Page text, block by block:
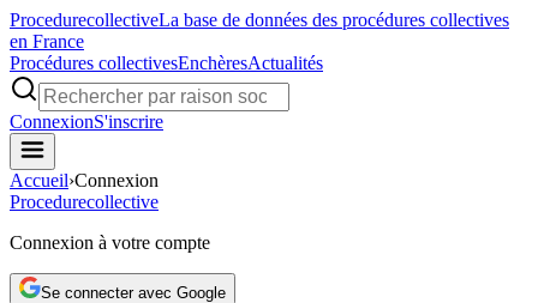
ProcedurecollectiveLa base de données des procédures collectives
en France
Procédures collectivesEnchèresActualités
ConnexionS'inscrire
Accueil›Connexion
Procedurecollective
Connexion à votre compte
Se connecter avec Google